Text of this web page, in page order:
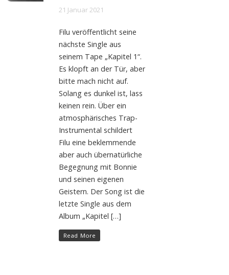
21 Januar 2021
Filu veröffentlicht seine
nächste Single aus
seinem Tape „Kapitel 1“.
Es klopft an der Tür, aber
bitte mach nicht auf.
Solang es dunkel ist, lass
keinen rein. Über ein
atmosphärisches Trap-
Instrumental schildert
Filu eine beklemmende
aber auch übernatürliche
Begegnung mit Bonnie
und seinen eigenen
Geistern. Der Song ist die
letzte Single aus dem
Album „Kapitel […]
Read More